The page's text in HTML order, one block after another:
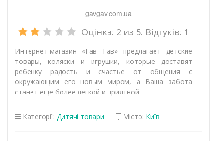
gavgav.com.ua
Оцінка: 2 из 5. Відгуків: 1
Интернет-магазин «Гав Гав» предлагает детские
товары, коляски и игрушки, которые доставят
ребенку радость и счастье от общения с
окружающим его новым миром, а Ваша забота
станет еще более легкой и приятной.
Категорії: Дитячі товари Місто: Київ